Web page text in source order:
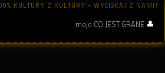
KULTURY Z KULTURY - WYCISKAJ Z NAMI!
moje CO JEST GRANE